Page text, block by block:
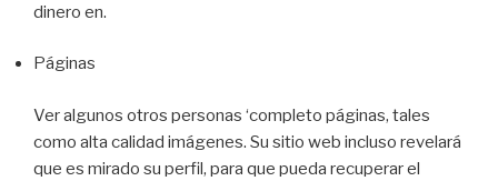
dinero en.
Páginas
Ver algunos otros personas ‘completo páginas, tales
como alta calidad imágenes. Su sitio web incluso revelará
que es mirado su perfil, para que pueda recuperar el